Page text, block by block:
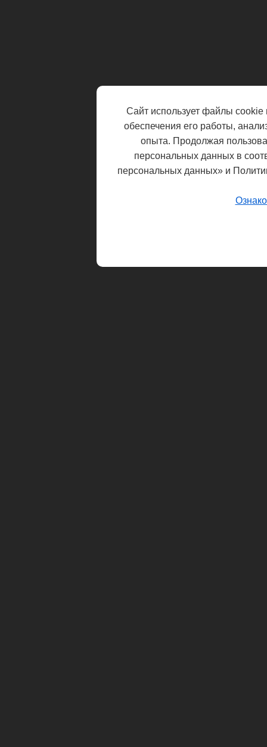
Сайт использует файлы cookie
обеспечения его работы,
опыта. Продолжая
персональных данных в
персональных данных» и